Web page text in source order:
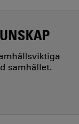
samhället.